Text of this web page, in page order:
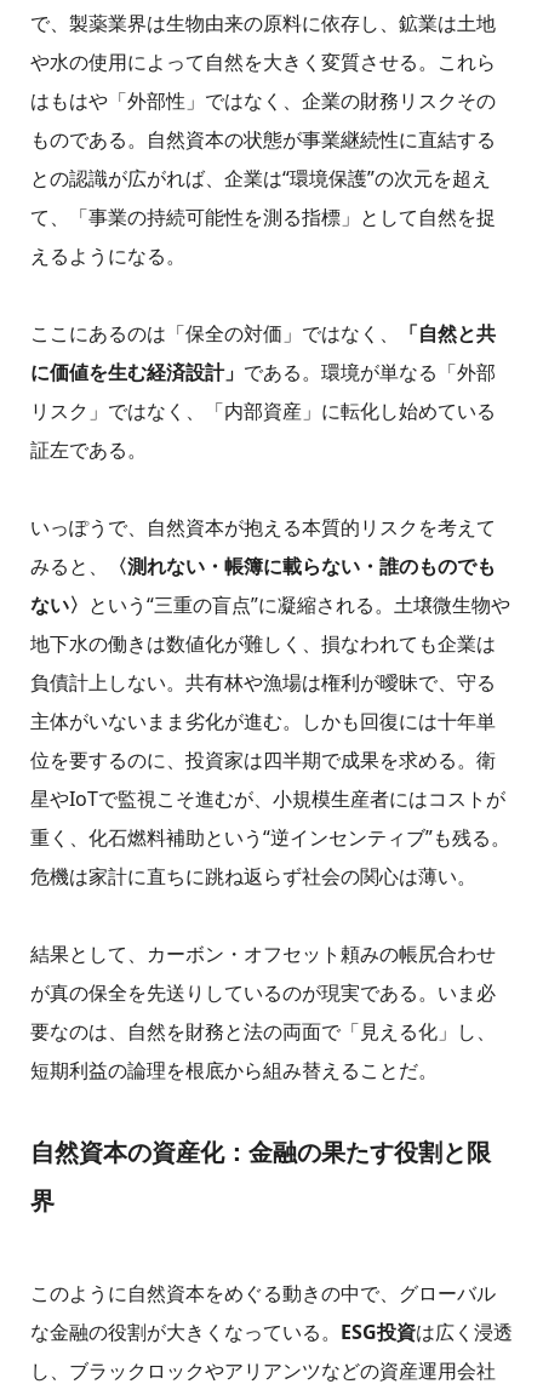
で、製薬業界は生物由来の原料に依存し、鉱業は土地
や水の使用によって自然を大きく変質させる。これら
はもはや「外部性」ではなく、企業の財務リスクその
ものである。自然資本の状態が事業継続性に直結する
との認識が広がれば、企業は“環境保護”の次元を超え
て、「事業の持続可能性を測る指標」として自然を捉
えるようになる。
ここにあるのは「保全の対価」ではなく、
「自然と共
に価値を生む経済設計」 である。環境が単なる「外部
リスク」ではなく、「内部資産」に転化し始めている
証左である。
いっぽうで、自然資本が抱える本質的リスクを考えて
みると、
〈測れない・帳簿に載らない・誰のものでも
ない〉 という“三重の盲点”に凝縮される。土壌微生物や
地下水の働きは数値化が難しく、損なわれても企業は
負債計上しない。共有林や漁場は権利が曖昧で、守る
主体がいないまま劣化が進む。しかも回復には十年単
位を要するのに、投資家は四半期で成果を求める。衛
星やIoTで監視こそ進むが、小規模生産者にはコストが
重く、化石燃料補助という“逆インセンティブ”も残る。
危機は家計に直ちに跳ね返らず社会の関心は薄い。
結果として、カーボン・オフセット頼みの帳尻合わせ
が真の保全を先送りしているのが現実である。いま必
要なのは、自然を財務と法の両面で「見える化」し、
短期利益の論理を根底から組み替えることだ。
自然資本の資産化：金融の果たす役割と限
界
このように自然資本をめぐる動きの中で、グローバル
な金融の役割が大きくなっている。 ESG投資は広く浸透
し、ブラックロックやアリアンツなどの資産運用会社